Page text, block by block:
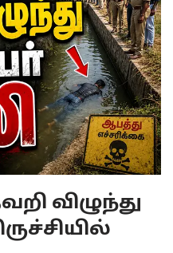
விழுந்து